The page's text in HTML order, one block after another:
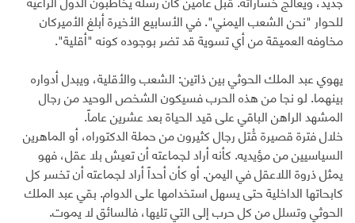
للحوار "نحن الشعب اليمني". في الأسابيع الأخيرة أبلغ الأميركان
مخاوفه العميقة من أي تسوية قد تضر بوجوده كونه "أقلية".
يهوي عبد الملك الحوثي بين ذاتين: الشعب والأقلية، ويبدل أدواره
بينهما. لو نجا من هذه الحرب فسيكون الشخص الوحيد من رجال
المشهد الراهن الباقي على قيد الحياة بعد عشرين عاماً.
خلال فترة قصيرة قُتل رجال كثيرون من حملة الدكتوراه، أو الماهرين
السياسيين من مؤيديه. كأنه أراد لجماعته أن تعيش بلا عقل، فهو
يمثل ذروة اللاعقل في اليمن. أو كأن أحداً أراد لجماعته أن تخسر كل
كابحاتها الداخلية حتى يسهل استخدامها على الدوام. بقي عبد الملك
الحوثي وتسلل من كل حرب إلى التي تليها، فالسائق لا يموت.